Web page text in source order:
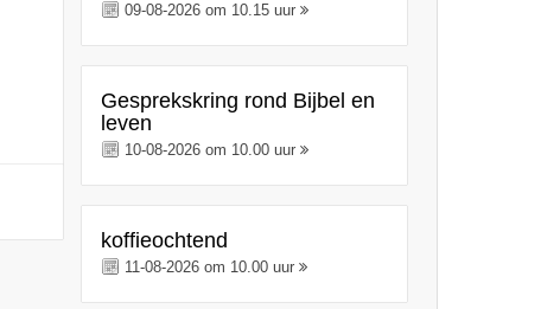
09-08-2026 om 10.15 uur
Gesprekskring rond Bijbel en
leven
10-08-2026 om 10.00 uur
koffieochtend
11-08-2026 om 10.00 uur